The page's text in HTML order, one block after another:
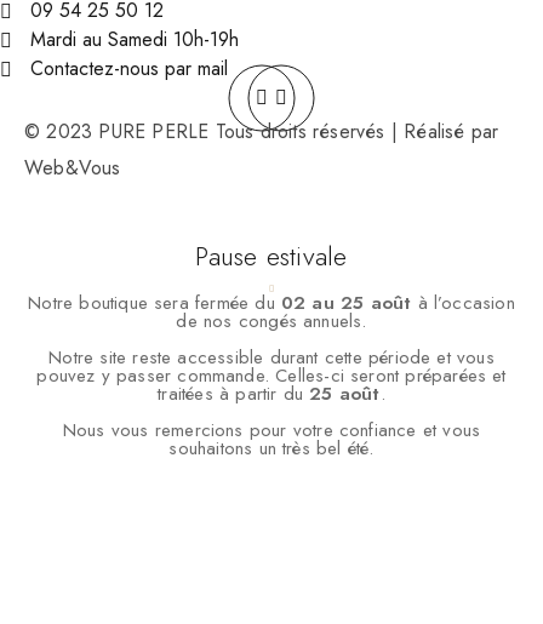
09 54 25 50 12
Mardi au Samedi 10h-19h
Contactez-nous par mail
© 2023 PURE PERLE Tous droits réservés | Réalisé par
Web&Vous
Pause estivale
Notre boutique sera fermée du 02 au 25 août à l’occasion
de nos congés annuels.
Notre site reste accessible durant cette période et vous
pouvez y passer commande. Celles-ci seront préparées et
traitées à partir du 25 août.
Nous vous remercions pour votre confiance et vous
souhaitons un très bel été.